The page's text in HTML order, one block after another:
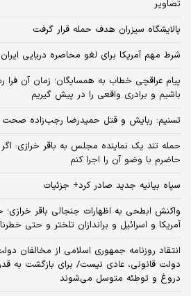
تصاویر
پالایشگاه سیزران هدف حمله قرار گرفت
شرط مهم آمریکا برای لغو محاصره دریایی ایران
پیام عراقچی خطاب به همسایگان؛ زمان آن
باشیم و برادری واقعی را در پیش گیریم
تسنیم: ربایش و قتل حمیدرضا رجب‌زاده صحت
حمله تند یک نماینده مجلس به باقر خرازی:
حاضرم با وضو آن را اجرا کنم
سپاه بیانیه جدید صادر کرد+ جزئیات
واکنش ابطحی به اظهارات جنجالی باقر
آمریکا و اسرائیل و براندازان تلختر و حتی
انتقاد روزنامه جمهوری اسلامی از
دولت قانونی، عادی نیست/ برای بازگشت به
دروغ و توطئه متوسل می‌شوند